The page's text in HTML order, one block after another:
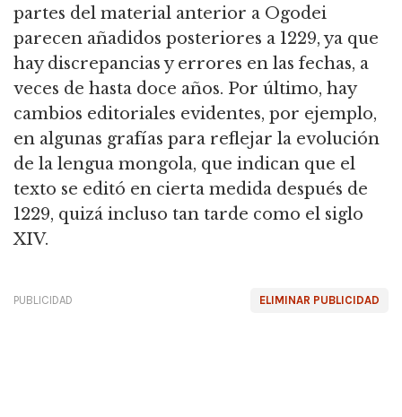
partes del material anterior a Ogodei
parecen añadidos posteriores a 1229, ya que
hay discrepancias y errores en las fechas, a
veces de hasta doce años. Por último, hay
cambios editoriales evidentes, por ejemplo,
en algunas grafías para reflejar la evolución
de la lengua mongola, que indican que el
texto se editó en cierta medida después de
1229, quizá incluso tan tarde como el siglo
XIV.
ELIMINAR PUBLICIDAD
PUBLICIDAD